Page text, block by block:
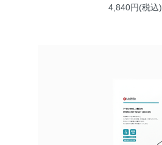
4,840円(税込)